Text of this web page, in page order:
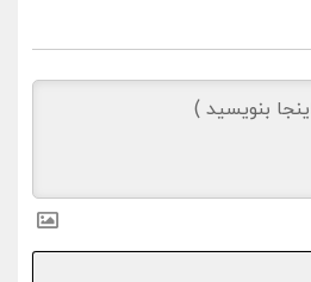
نام*